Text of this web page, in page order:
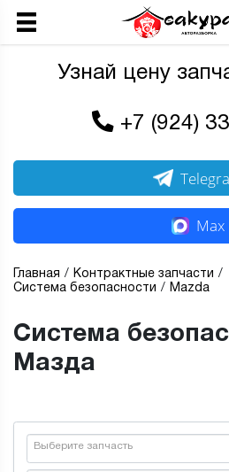
Узнай цену
+7 (924)
Max
Главная
Контрактные запчасти
Система безопасности
Mazda
Система
Мазда
Выберите запчасть